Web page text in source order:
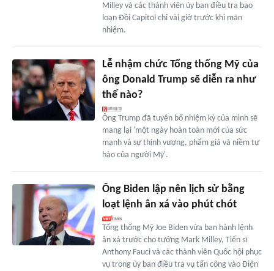
Milley và các thành viên ủy ban điều tra bạo
loạn Đồi Capitol chỉ vài giờ trước khi mãn
nhiệm.
Lễ nhậm chức Tổng thống Mỹ của
ông Donald Trump sẽ diễn ra như
thế nào?
Ông Trump đã tuyên bố nhiệm kỳ của mình sẽ
mang lại 'một ngày hoàn toàn mới của sức
mạnh và sự thịnh vượng, phẩm giá và niềm tự
hào của người Mỹ'.
Ông Biden lập nên lịch sử bằng
loạt lệnh ân xá vào phút chót
Tổng thống Mỹ Joe Biden vừa ban hành lệnh
ân xá trước cho tướng Mark Milley, Tiến sĩ
Anthony Fauci và các thành viên Quốc hội phục
vụ trong ủy ban điều tra vụ tấn công vào Điện